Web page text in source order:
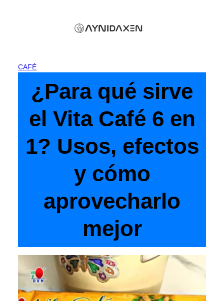
CAFÉ
¿Para qué sirve
el Vita Café 6 en
1? Usos, efectos
y cómo
aprovecharlo
mejor